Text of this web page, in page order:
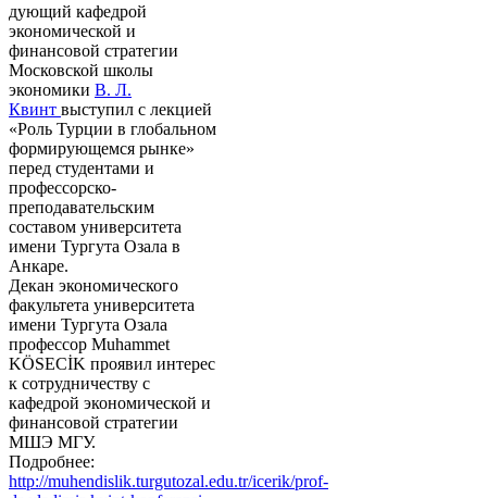
дующий кафедрой
экономической и
финансовой стратегии
Московской школы
экономики В. Л.
Квинт выступил с лекцией
«Роль Турции в глобальном
формирующемся рынке»
перед студентами и
профессорско-
преподавательским
составом университета
имени Тургута Озала в
Анкаре.
Декан экономического
факультета университета
имени Тургута Озала
профессор Muhammet
KÖSECİK проявил интерес
к сотрудничеству с
кафедрой экономической и
финансовой стратегии
МШЭ МГУ.
Подробнее:
http://muhendislik.turgutozal.edu.tr/icerik/prof-